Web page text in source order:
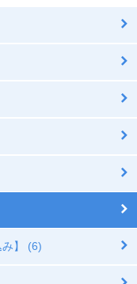
】 (6)